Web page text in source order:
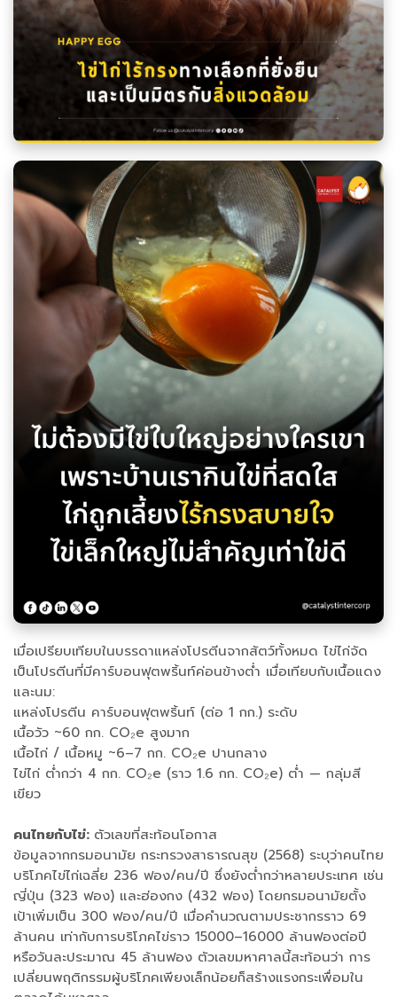
เมื่อเปรียบเทียบในบรรดาแหล่งโปรตีนจากสัตว์ทั้งหมด ไข่ไก่จัด
เป็นโปรตีนที่มีคาร์บอนฟุตพริ้นท์ค่อนข้างต่ำ เมื่อเทียบกับเนื้อแดง
และนม:
แหล่งโปรตีน คาร์บอนฟุตพริ้นท์ (ต่อ 1 กก.) ระดับ
เนื้อวัว ~60 กก. CO₂e สูงมาก
เนื้อไก่ / เนื้อหมู ~6–7 กก. CO₂e ปานกลาง
ไข่ไก่ ต่ำกว่า 4 กก. CO₂e (ราว 1.6 กก. CO₂e) ต่ำ — กลุ่มสี
เขียว
คนไทยกับไข่: ตัวเลขที่สะท้อนโอกาส
ข้อมูลจากกรมอนามัย กระทรวงสาธารณสุข (2568) ระบุว่าคนไทย
บริโภคไข่ไก่เฉลี่ย 236 ฟอง/คน/ปี ซึ่งยังต่ำกว่าหลายประเทศ เช่น
ญี่ปุ่น (323 ฟอง) และฮ่องกง (432 ฟอง) โดยกรมอนามัยตั้ง
เป้าเพิ่มเป็น 300 ฟอง/คน/ปี เมื่อคำนวณตามประชากรราว 69
ล้านคน เท่ากับการบริโภคไข่ราว 15000–16000 ล้านฟองต่อปี
หรือวันละประมาณ 45 ล้านฟอง ตัวเลขมหาศาลนี้สะท้อนว่า การ
เปลี่ยนพฤติกรรมผู้บริโภคเพียงเล็กน้อยก็สร้างแรงกระเพื่อมใน